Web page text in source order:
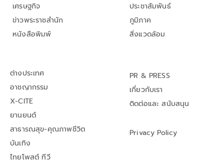
เศรษฐกิจ
ข่าวพระราชสำนัก
หนังสือพิมพ์
ประชาสัมพันธ์
ภูมิภาค
สิ่งแวดล้อม
ต่างประเทศ
อาชญากรรม
X-CITE
ยานยนต์
สาธารณสุข-คุณภาพชีวิต
บันเทิง
ไทยโพสต์ ทีวี
PR & PRESS
เกี่ยวกับเรา
ติดต่อและ สนับสนุน
Privacy Policy